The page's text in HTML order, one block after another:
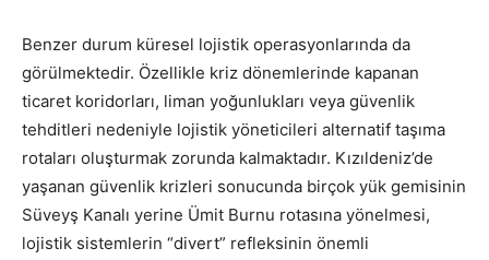
Benzer durum küresel lojistik operasyonlarında da
görülmektedir. Özellikle kriz dönemlerinde kapanan
ticaret koridorları, liman yoğunlukları veya güvenlik
tehditleri nedeniyle lojistik yöneticileri alternatif taşıma
rotaları oluşturmak zorunda kalmaktadır. Kızıldeniz’de
yaşanan güvenlik krizleri sonucunda birçok yük gemisinin
Süveyş Kanalı yerine Ümit Burnu rotasına yönelmesi,
lojistik sistemlerin “divert” refleksinin önemli